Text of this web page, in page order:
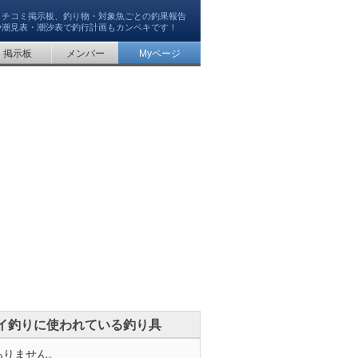
コミ掲示板、釣り物・対象魚ごとの釣果報告
見表・潮汐表で釣行計画もカンペキです！
掲示板 メンバー Myページ
釣りに使われている釣り具
ません。